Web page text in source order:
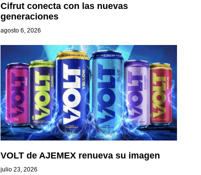
Cifrut conecta con las nuevas
generaciones
agosto 6, 2026
VOLT de AJEMEX renueva su imagen
julio 23, 2026